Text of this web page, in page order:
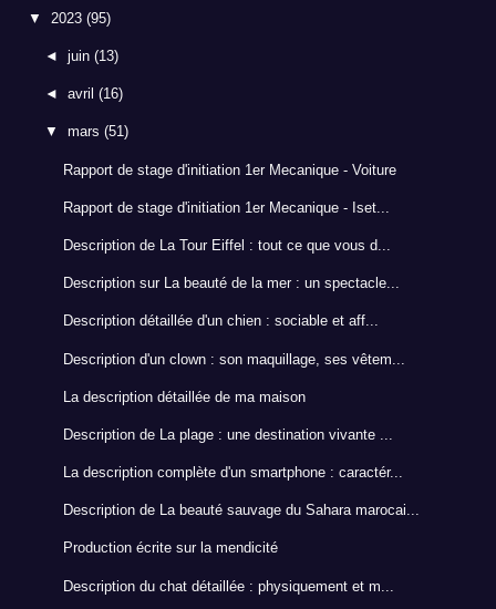
▼ 2023 (95)
◄juin(13)
◄avril(16)
▼mars(51)
Rapport de stage d'initiation 1er Mecanique - Voiture
Rapport de stage d'initiation 1er Mecanique - Iset...
Description de La Tour Eiffel : tout ce que vous d...
Description sur La beauté de la mer : un spectacle...
Description détaillée d'un chien : sociable et aff...
Description d'un clown : son maquillage, ses vêtem...
La description détaillée de ma maison
Description de La plage : une destination vivante ...
La description complète d'un smartphone : caractér...
Description de La beauté sauvage du Sahara marocai...
Production écrite sur la mendicité
Description du chat détaillée : physiquement et m...